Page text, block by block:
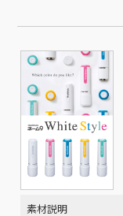
素材説明